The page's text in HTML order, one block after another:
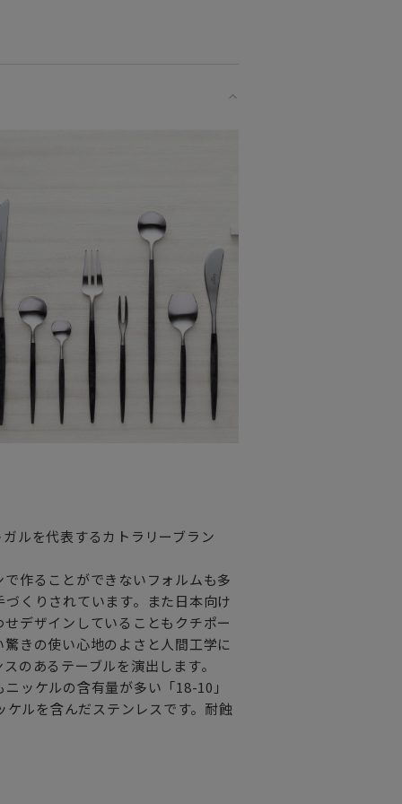
ください。
囲むランチタイムなど
てています。
。
ンと
ます。
ポイントです。
ンとも馴染みやすいので
方へ
ゼントとしてだけでなく
ルを代表するカトラリーブラン
作ることができないフォルムも多
くりされています。また日本向け
デザインしていることもクチポー
きの使い心地のよさと人間工学に
のあるテーブルを演出します。
ッケルの含有量が多い「18-10」
ルを含んだステンレスです。耐蝕